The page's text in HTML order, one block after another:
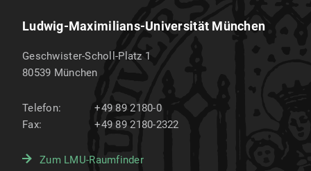
Ludwig-Maximilians-Universität München
Geschwister-Scholl-Platz 1
80539 München
Telefon:
+49 89 2180-0
Fax:
+49 89 2180-2322
Zum LMU-Raumfinder